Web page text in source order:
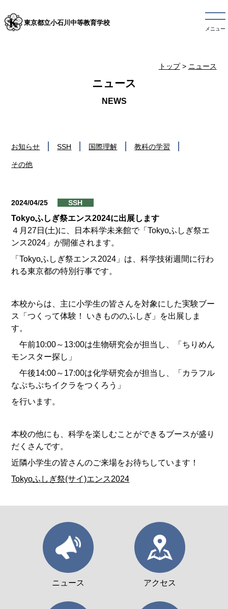
東京都立小石川中等教育学校
メニュー
トップ> ニュース
ニュース
お知らせ SSH 国際理解 教科の学習
その他
2024/04/25 SSH
Tokyoふしぎ祭エンス2024に出展します
４月27日(土)に、日本科学未来館で「Tokyoふしぎ祭エ
ンス2024」が開催されます。
「Tokyoふしぎ祭エンス2024」は、科学技術週間に行わ
れる東京都の特別行事です。
本校からは、主に小学生の皆さんを対象にした実験ブー
ス「つくって体験！ いきもののふしぎ」を出展しま
す。
午前10:00～13:00は生物研究会が担当し、「ちりめん
モンスター探し」
午後14:00～17:00は化学研究会が担当し、「カラフル
なぷちぷちイクラをつくろう」
を行います。
本校の他にも、科学を楽しむことができるブースが盛り
だくさんです。
近隣小学生の皆さんのご来場をお待ちしています！
Tokyoふしぎ祭(サイ)エンス2024
ニュース アクセス